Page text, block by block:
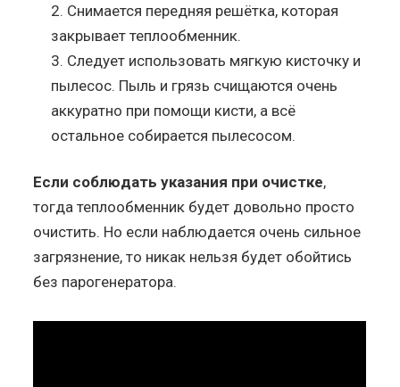
Снимается передняя решётка, которая
закрывает теплообменник.
Следует использовать мягкую кисточку и
пылесос. Пыль и грязь счищаются очень
аккуратно при помощи кисти, а всё
остальное собирается пылесосом.
Если соблюдать указания при очистке,
тогда теплообменник будет довольно просто
очистить. Но если наблюдается очень сильное
загрязнение, то никак нельзя будет обойтись
без парогенератора.